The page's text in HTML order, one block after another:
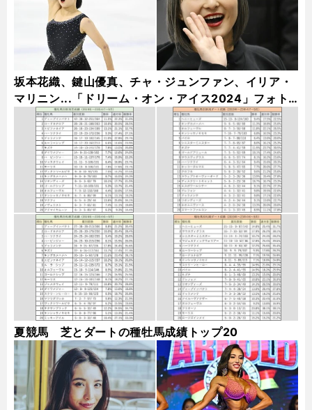
坂本花織、鍵山優真、チャ・ジュンファン、イリア・
マリニン...「ドリーム・オン・アイス2024」フォト
ギャラリー
夏競馬 芝とダートの種牡馬成績トップ20